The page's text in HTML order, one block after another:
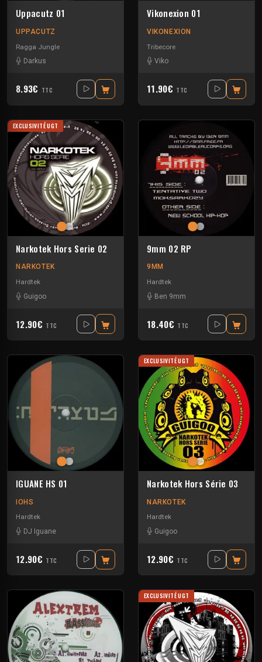
Uppacutz 01
UPPACUTZ
Ragga Jungle
Darkus
8.93€ TTC
Vikonexion 01
VIKONEXION
Tribecore
Viko
11.90€ TTC
EXCLUSIVITÉ UGT
Narkotek Hors Serie 02
NARKOTEK
Hardtek
Guigoo
12.90€ TTC
9mm 02 RP
9MM
Hardtek
Ben 9mm
18.40€ TTC
IGUANE HS 01
IOHS
Hardtek
DJ Iguane
12.90€ TTC
EXCLUSIVITÉ UGT
Narkotek Hors Série 03
NARKOTEK
Hardtek
Guigoo
12.90€ TTC
EXCLUSIVITÉ UGT